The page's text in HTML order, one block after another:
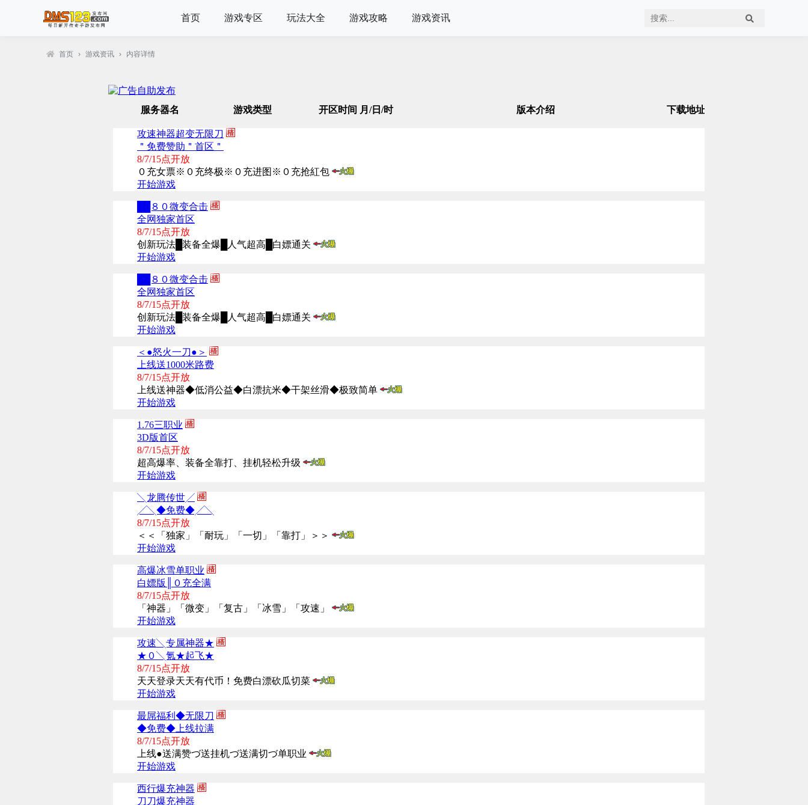
首页 游戏专区 玩法大全 游戏攻略 游戏资讯
首页 › 游戏资讯 › 内容详情